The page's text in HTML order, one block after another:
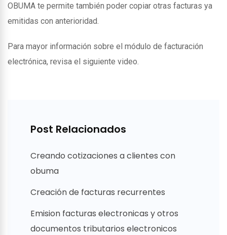
OBUMA te permite también poder copiar otras facturas ya
emitidas con anterioridad.
Para mayor información sobre el módulo de facturación
electrónica, revisa el siguiente video.
Post Relacionados
Creando cotizaciones a clientes con
obuma
Creación de facturas recurrentes
Emision facturas electronicas y otros
documentos tributarios electronicos